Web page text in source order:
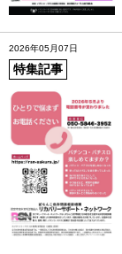
2026年05月07日
特集記事